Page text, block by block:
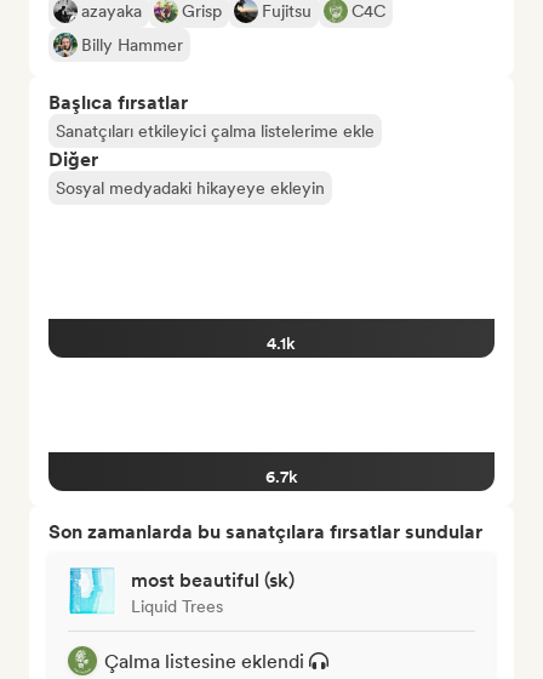
azayaka Grisp Fujitsu
C4C
Billy Hammer
Başlıca fırsatlar
Sanatçıları etkileyici çalma listelerime ekle
Diğer
Sosyal medyadaki hikayeye ekleyin
4.1k
6.7k
Son zamanlarda bu sanatçılara fırsatlar sundular
most beautiful (sk)
Liquid Trees
Çalma listesine eklendi